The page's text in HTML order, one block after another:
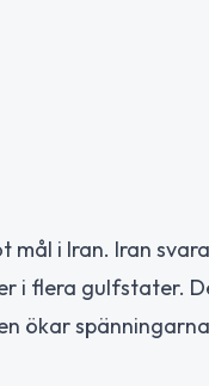
i Iran. Iran
i flera gulfstater.
ökar